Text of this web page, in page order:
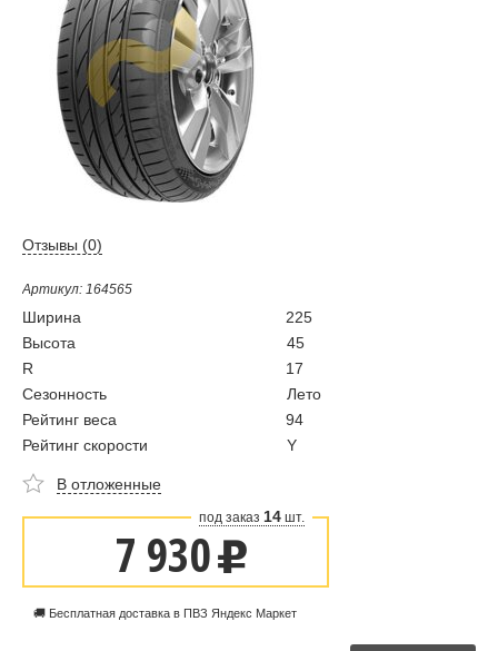
Отзывы (0)
Артикул: 164565
Ширина
225
Высота
45
R
17
Сезонность
Лето
Рейтинг веса
94
Рейтинг скорости
Y
В отложенные
под заказ 14 шт.
7 930u
🚚 Бесплатная доставка в ПВЗ Яндекс Маркет